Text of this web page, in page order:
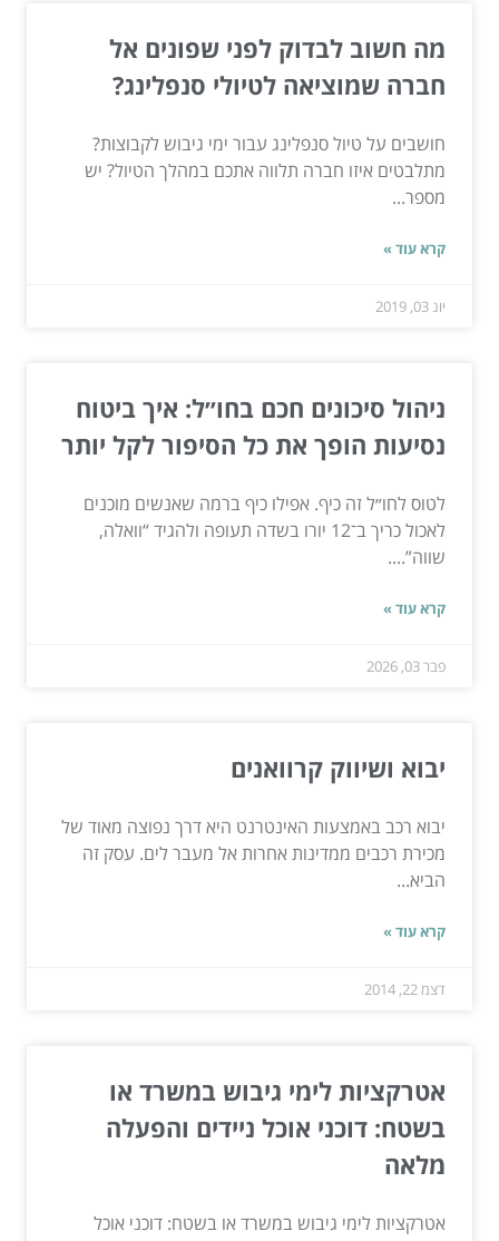
מה חשוב לבדוק לפני שפונים אל
חברה שמוציאה לטיולי סנפלינג?
חושבים על טיול סנפלינג עבור ימי גיבוש לקבוצות?
מתלבטים איזו חברה תלווה אתכם במהלך הטיול? יש
מספר...
קרא עוד »
יונ 03, 2019
ניהול סיכונים חכם בחו״ל: איך ביטוח
נסיעות הופך את כל הסיפור לקל יותר
לטוס לחו״ל זה כיף. אפילו כיף ברמה שאנשים מוכנים
לאכול כריך ב־12 יורו בשדה תעופה ולהגיד “וואלה,
שווה”....
קרא עוד »
פבר 03, 2026
יבוא ושיווק קרוואנים
יבוא רכב באמצעות האינטרנט היא דרך נפוצה מאוד של
מכירת רכבים ממדינות אחרות אל מעבר לים. עסק זה
הביא...
קרא עוד »
דצמ 22, 2014
אטרקציות לימי גיבוש במשרד או
בשטח: דוכני אוכל ניידים והפעלה
מלאה
אטרקציות לימי גיבוש במשרד או בשטח: דוכני אוכל